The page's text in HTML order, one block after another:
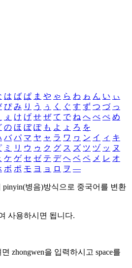
は ば ぱ ま や ゃ ら わ ゎ ん い ぃ
ぴ み り う ぅ く ぐ す ず つ づ っ
ぇ け げ せ ぜ て で ね へ べ ぺ め
の ほ ぼ ぽ も よ ょ ろ を
バ パ マ ヤ ャ ラ ワ ヮ ン イ ィ キ
ミ リ ウ ゥ ク グ ス ズ ツ ヅ ッ ヌ
ケ ゲ セ ゼ テ デ ヘ ベ ペ メ レ オ
ボ ポ モ ヨ ョ ロ ヲ ―
pinyin(병음)방식으로 중국어를 변환
사용하시면 됩니다.
zhongwen을 입력하시고 space를